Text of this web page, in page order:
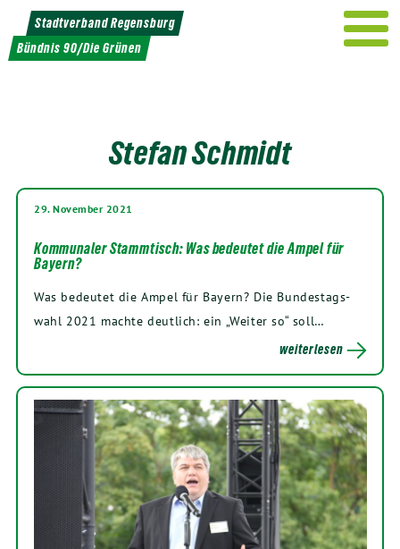
Weiter
zum
Inhalt
Stadtverband Regensburg
Bündnis 90/Die Grünen
Stefan Schmidt
29. November 2021
Kommunaler Stammtisch: Was bedeutet die Ampel für
Bayern?
Was bedeu­tet die Ampel für Bay­ern? Die Bun­des­tags­
wahl 2021 mach­te deut­lich: ein „Wei­ter so“ soll…
weiterlesen